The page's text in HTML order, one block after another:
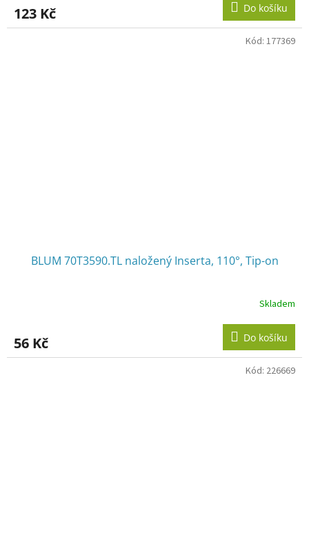
123 Kč Do košíku
BLUM 70T3590.TL naložený Inserta, 110°, Tip-on
Skladem
56 Kč Do košíku
Kód: 177369
Kód: 226669